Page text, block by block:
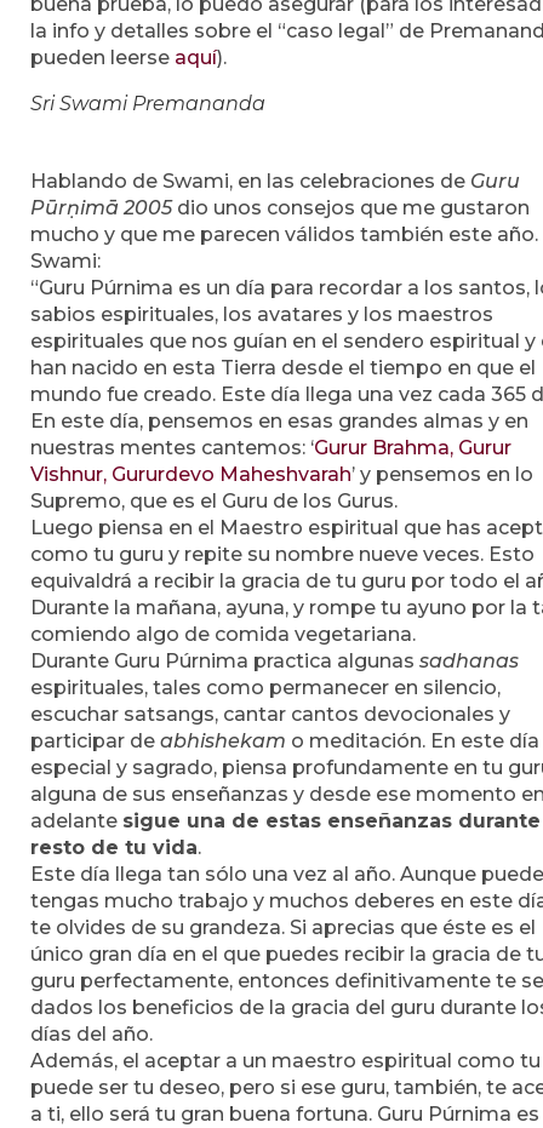
la info y detalles sobre el “caso legal” de
pueden leerse aquí).
Sri Swami Premananda
Hablando de Swami, en las celebraciones de Guru
Pūrṇimā 2005 dio unos consejos que me gustaron
mucho y que me parecen válidos también este año.
Swami:
“Guru Púrnima es un día para recordar a los santos,
sabios espirituales, los avatares y los maestros
espirituales que nos guían en el sendero espiritual y
han nacido en esta Tierra desde el tiempo en que el
mundo fue creado. Este día llega una vez cada 365
En este día, pensemos en esas grandes almas y en
nuestras mentes cantemos: ‘Gurur Brahma, Gurur
Vishnur, Gururdevo Maheshvarah’ y pensemos en lo
Supremo, que es el Guru de los Gurus.
Luego piensa en el Maestro espiritual que has
como tu guru y repite su nombre nueve veces. Esto
equivaldrá a recibir la gracia de tu guru por todo el
Durante la mañana, ayuna, y rompe tu ayuno por la
comiendo algo de comida vegetariana.
Durante Guru Púrnima practica algunas sadhanas
espirituales, tales como permanecer en silencio,
escuchar satsangs, cantar cantos devocionales y
participar de abhishekam o meditación. En este día
especial y sagrado, piensa profundamente en tu
alguna de sus enseñanzas y desde ese momento
adelante sigue una de estas enseñanzas
resto de tu vida.
Este día llega tan sólo una vez al año. Aunque
tengas mucho trabajo y muchos deberes en este
te olvides de su grandeza. Si aprecias que éste es el
único gran día en el que puedes recibir la gracia de
guru perfectamente, entonces definitivamente te
dados los beneficios de la gracia del guru durante
días del año.
Además, el aceptar a un maestro espiritual como
puede ser tu deseo, pero si ese guru, también, te
a ti, ello será tu gran buena fortuna. Guru Púrnima es